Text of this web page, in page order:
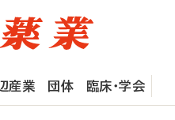
産業 団体 臨床・学会